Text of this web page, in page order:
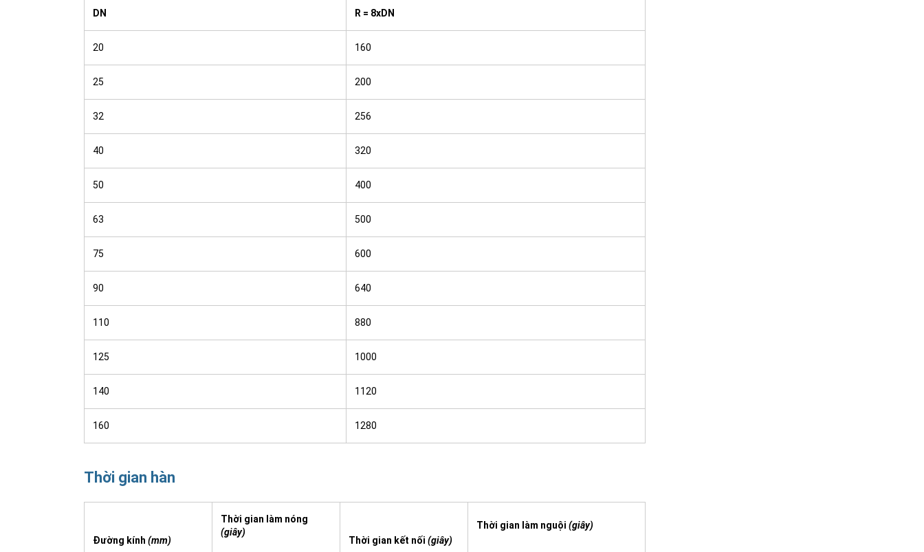
DN R = 8xDN
20 160
25 200
32 256
40 320
50 400
63 500
75 600
90 640
110 880
125 1000
140 1120
160 1280
Thời gian hàn
Đường kính (mm)
Thời gian làm nóng
(giây)
Thời gian kết nối (giây)
Thời gian làm nguội (giây)